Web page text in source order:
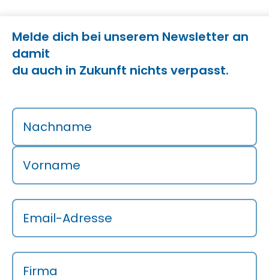
Melde dich bei unserem Newsletter an
damit
du auch in Zukunft nichts verpasst.
Nachname
Vorname
Email-Adresse
Firma